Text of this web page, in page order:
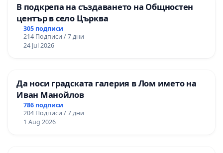
В подкрепа на създаването на Общностен
център в село Църква
305 подписи
214 Подписи / 7 дни
24 Jul 2026
Да носи градската галерия в Лом името на
Иван Манойлов
786 подписи
204 Подписи / 7 дни
1 Aug 2026